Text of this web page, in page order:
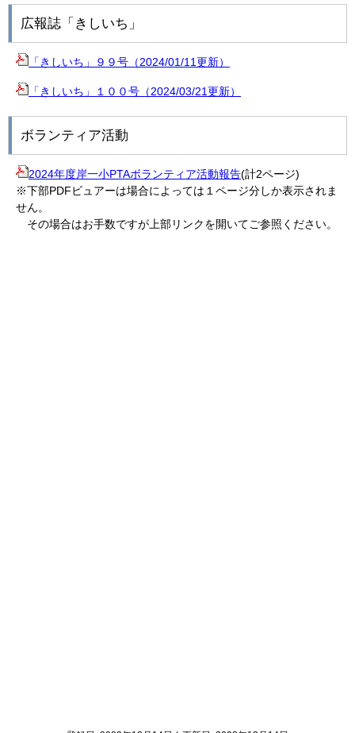
広報誌「きしいち」
「きしいち」９９号（2024/01/11更新）
「きしいち」１００号（2024/03/21更新）
ボランティア活動
2024年度岸一小PTAボランティア活動報告(計2ページ)
※下部PDFビュアーは場合によっては１ページ分しか表示されま
せん。
その場合はお手数ですが上部リンクを開いてご参照ください。